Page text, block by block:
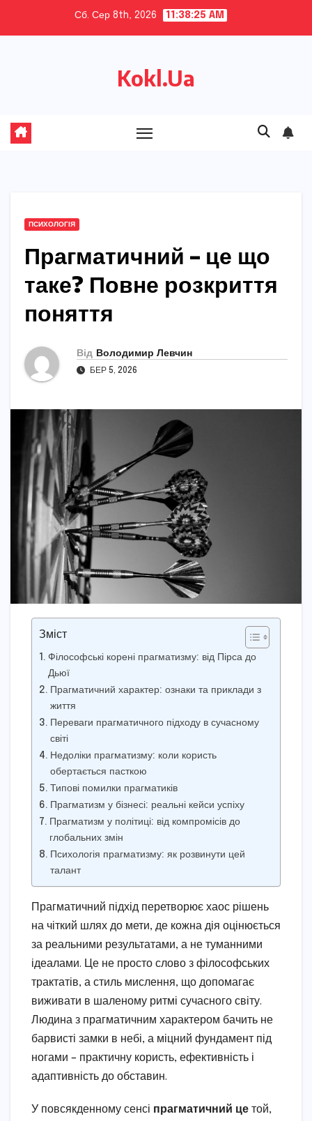
Сб. Сер 8th, 2026 11:38:26 AM
Kokl.Ua
ПСИХОЛОГІЯ
Прагматичний – це що
таке? Повне розкриття
поняття
Від Володимир Левчин
БЕР 5, 2026
Зміст
Філософські корені прагматизму: від Пірса до
Дьюї
Прагматичний характер: ознаки та приклади з
життя
Переваги прагматичного підходу в сучасному
світі
Недоліки прагматизму: коли користь
обертається пасткою
Типові помилки прагматиків
Прагматизм у бізнесі: реальні кейси успіху
Прагматизм у політиці: від компромісів до
глобальних змін
Психологія прагматизму: як розвинути цей
талант
Прагматичний підхід перетворює хаос рішень
на чіткий шлях до мети, де кожна дія оцінюється
за реальними результатами, а не туманними
ідеалами. Це не просто слово з філософських
трактатів, а стиль мислення, що допомагає
виживати в шаленому ритмі сучасного світу.
Людина з прагматичним характером бачить не
барвисті замки в небі, а міцний фундамент під
ногами – практичну користь, ефективність і
адаптивність до обставин.
У повсякденному сенсі прагматичний це той,